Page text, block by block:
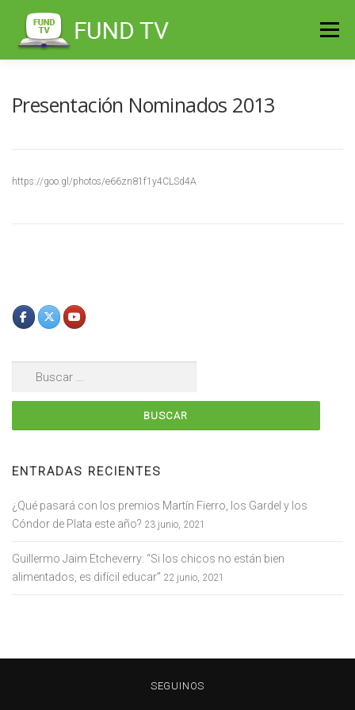
contenido
Menú
Presentación Nominados 2013
https://goo.gl/photos/e66zn81f1y4CLSd4A
ENTRADAS RECIENTES
¿Qué pasará con los premios Martín Fierro, los Gardel y los
Cóndor de Plata este año? 23 junio, 2021
Guillermo Jaim Etcheverry: “Si los chicos no están bien
alimentados, es difícil educar” 22 junio, 2021
SEGUINOS